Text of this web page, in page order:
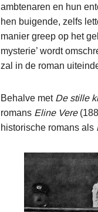
ambtenaren en hun
hen buigende, zelfs
manier greep op het
mysterie’ wordt
zal in de roman
Behalve met De stille
romans Eline Vere
historische romans als